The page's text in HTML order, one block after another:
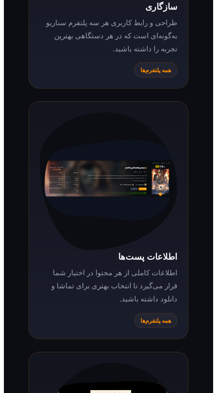
طراحی و رابط کاربری هر سه پلتفرم سناریو
به‌گونه‌ای است که در هر دستگاهی بهترین
تجربه را داشته باشید.
همه پلتفرم‌ها
اطلاعات پست‌ها
اطلاعات کاملی از هر محتوا در اختیار شما
قرار می‌گیرد تا انتخاب بهتری برای تماشا و
دانلود داشته باشید.
همه پلتفرم‌ها